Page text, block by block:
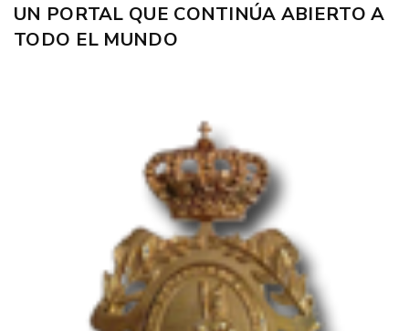
UN PORTAL QUE CONTINÚA ABIERTO A
TODO EL MUNDO